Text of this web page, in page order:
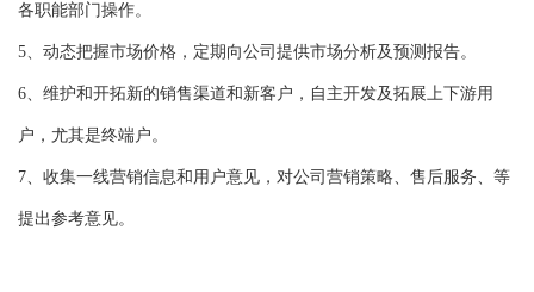
各职能部门操作。
5、动态把握市场价格，定期向公司提供市场分析及预测报告。
6、维护和开拓新的销售渠道和新客户，自主开发及拓展上下游用
户，尤其是终端户。
7、收集一线营销信息和用户意见，对公司营销策略、售后服务、等
提出参考意见。